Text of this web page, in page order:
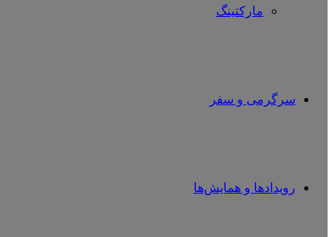
مارکتینگ
سرگرمی و سفر
رویدادها و همایش‌ها